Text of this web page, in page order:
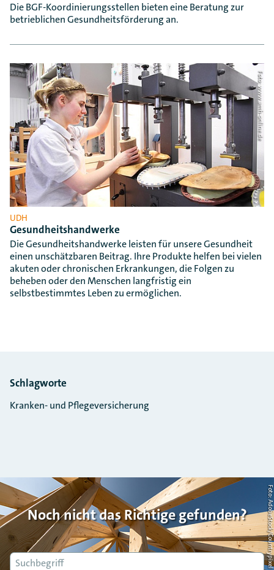
Die BGF-Koordinierungsstellen bieten eine Beratung zur
betrieblichen Gesundheitsförderung an.
Foto: www.amh-online.de
UDH
Gesundheitshandwerke
Die Gesundheitshandwerke leisten für unsere Gesundheit
einen unschätzbaren Beitrag. Ihre Produkte helfen bei vielen
akuten oder chronischen Erkrankungen, die Folgen zu
beheben oder den Menschen langfristig ein
selbstbestimmtes Leben zu ermöglichen.
Schlagworte
Kranken- und Pflegeversicherung
Noch nicht das Richtige gefunden?
Suche Foto: AdobeStock/Countrypixel